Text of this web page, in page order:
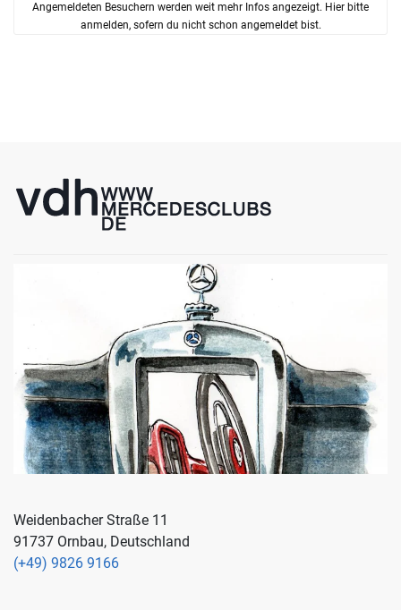
Angemeldeten Besuchern werden weit mehr Infos angezeigt. Hier bitte
anmelden, sofern du nicht schon angemeldet bist.
Weidenbacher Straße 11
91737 Ornbau, Deutschland
(+49) 9826 9166